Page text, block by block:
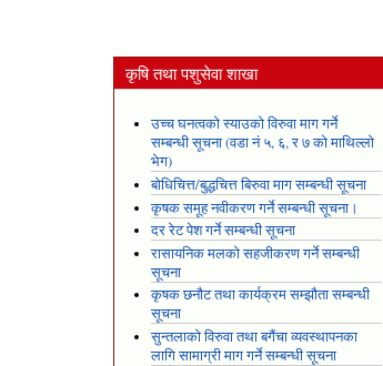
कृषि तथा पशुसेवा शाखा
उच्च घनत्वको स्याउको विरुवा माग गर्ने
सम्बन्धी सूचना (वडा नं ५, ६, र ७ को माथिल्लो
भेग)
बोधिचित्त/बुद्धचित्त बिरुवा माग सम्बन्धी सूचना
कृषक समूह नवीकरण गर्ने सम्बन्धी सूचना।
दर रेट पेश गर्ने सम्बन्धी सूचना
रासायनिक मलको सहजीकरण गर्ने सम्बन्धी
सूचना
कृषक छनौट तथा कार्यक्रम सम्झौता सम्बन्धी
सूचना
सुन्तलाको विरुवा तथा बगैंचा व्यवस्थापनका
लागि सामाग्री माग गर्ने सम्बन्धी सूचना